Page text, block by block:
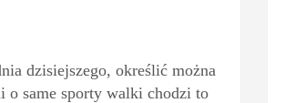
dzisiejszego, określić można
o same sporty walki chodzi to